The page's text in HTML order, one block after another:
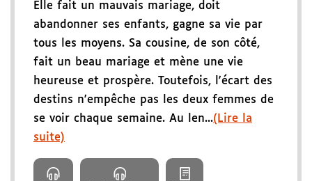
Elle fait un mauvais mariage, doit
abandonner ses enfants, gagne sa vie par
tous les moyens. Sa cousine, de son côté,
fait un beau mariage et mène une vie
heureuse et prospère. Toutefois, l'écart des
destins n'empêche pas les deux femmes de
se voir chaque semaine. Au len...(Lire la
suite)